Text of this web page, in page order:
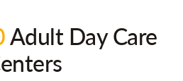
Adult Day Care